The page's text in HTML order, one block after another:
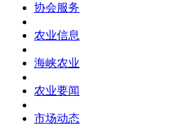
协会服务
农业信息
海峡农业
农业要闻
市场动态